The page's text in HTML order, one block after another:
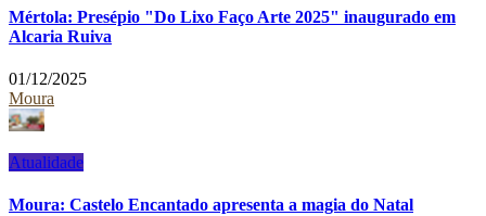
Mértola: Presépio "Do Lixo Faço Arte 2025" inaugurado em
Alcaria Ruiva
01/12/2025
Moura
Atualidade
Moura: Castelo Encantado apresenta a magia do Natal